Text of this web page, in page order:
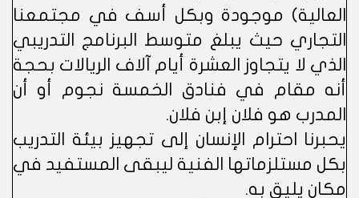
العالية) موجودة وبكل أسف في مجتمعنا
التجاري حيث يبلغ متوسط البرنامج التدريبي
الذي لا يتجاوز العشرة أيام آلاف الريالات بحجة
أنه مقام في فنادق الخمسة نجوم أو أن
المدرب هو فلان إبن فلان.
يحبرنا احترام الإنسان إلى تجهيز بيئة التدريب
بكل مستلزماتها الفنية ليبقى المستفيد في
مكان يليق به.